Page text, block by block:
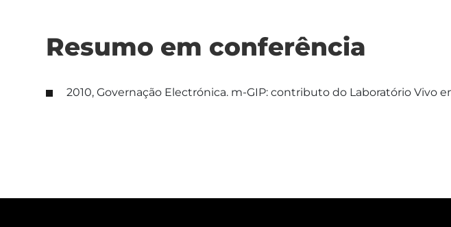
Resumo em conferência
2010, Governação Electrónica. m-GIP: contributo do Laboratório Vivo